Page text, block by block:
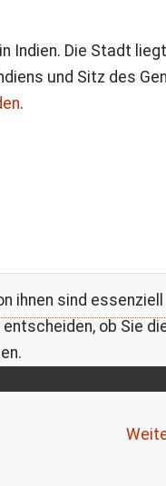
Die Stadt
und Sitz des
.
ihnen sind
ob Sie